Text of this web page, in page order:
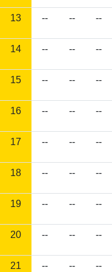
13 -- -- --
14 -- -- --
15 -- -- --
16 -- -- --
17 -- -- --
18 -- -- --
19 -- -- --
20 -- -- --
21 -- -- --